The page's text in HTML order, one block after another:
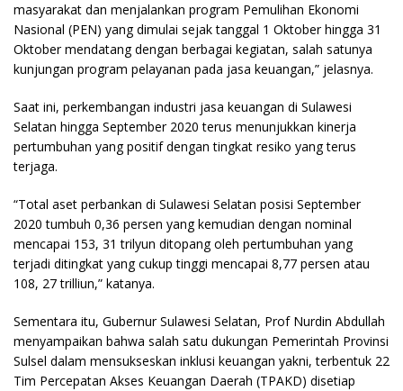
masyarakat dan menjalankan program Pemulihan Ekonomi
Nasional (PEN) yang dimulai sejak tanggal 1 Oktober hingga 31
Oktober mendatang dengan berbagai kegiatan, salah satunya
kunjungan program pelayanan pada jasa keuangan,” jelasnya.
Saat ini, perkembangan industri jasa keuangan di Sulawesi
Selatan hingga September 2020 terus menunjukkan kinerja
pertumbuhan yang positif dengan tingkat resiko yang terus
terjaga.
“Total aset perbankan di Sulawesi Selatan posisi September
2020 tumbuh 0,36 persen yang kemudian dengan nominal
mencapai 153, 31 trilyun ditopang oleh pertumbuhan yang
terjadi ditingkat yang cukup tinggi mencapai 8,77 persen atau
108, 27 trilliun,” katanya.
Sementara itu, Gubernur Sulawesi Selatan, Prof Nurdin Abdullah
menyampaikan bahwa salah satu dukungan Pemerintah Provinsi
Sulsel dalam mensukseskan inklusi keuangan yakni, terbentuk 22
Tim Percepatan Akses Keuangan Daerah (TPAKD) disetiap